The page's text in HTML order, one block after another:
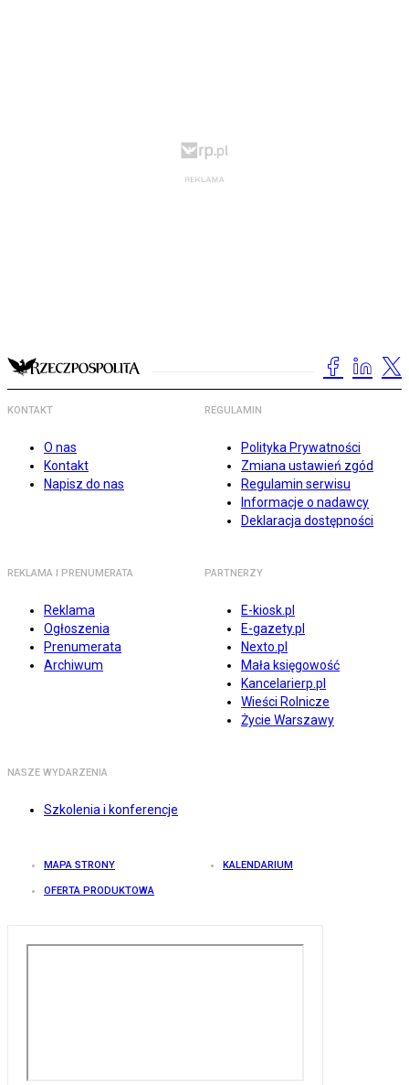
KONTAKT
O nas
Kontakt
Napisz do nas
REGULAMIN
Polityka Prywatności
Zmiana ustawień zgód
Regulamin serwisu
Informacje o nadawcy
Deklaracja dostępności
REKLAMA I PRENUMERATA
Reklama
Ogłoszenia
Prenumerata
Archiwum
PARTNERZY
E-kiosk.pl
E-gazety.pl
Nexto.pl
Mała księgowość
Kancelarierp.pl
Wieści Rolnicze
Życie Warszawy
NASZE WYDARZENIA
Szkolenia i konferencje
MAPA STRONY KALENDARIUM
OFERTA PRODUKTOWA